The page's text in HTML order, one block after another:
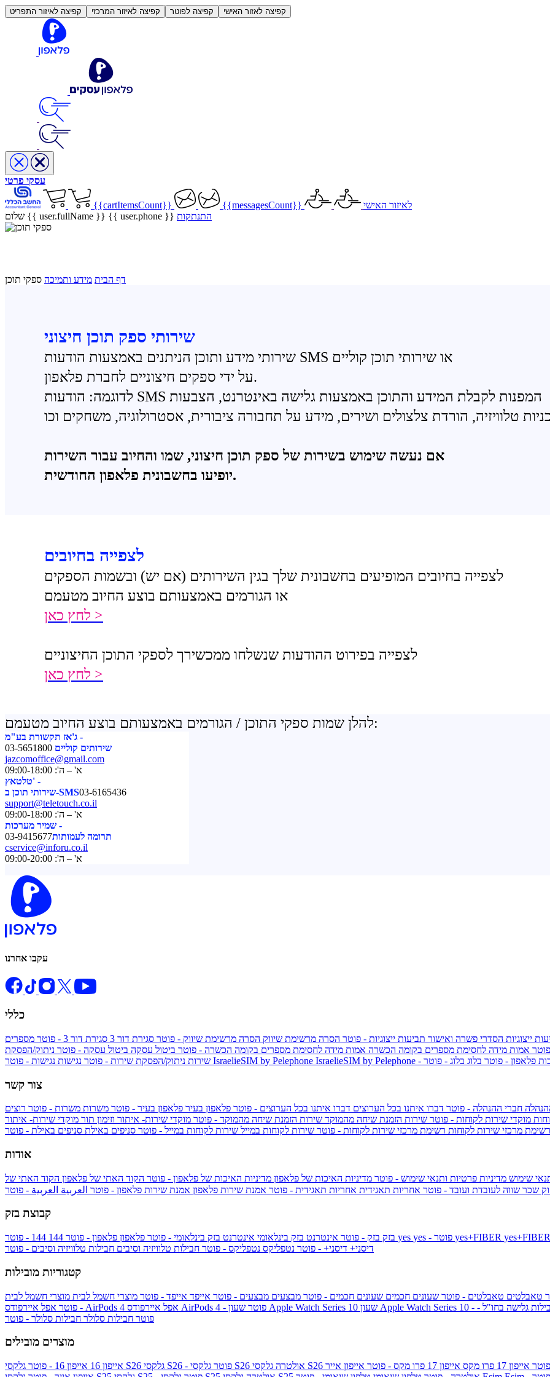
קפיצה לאיזור התפריט קפיצה לאיזור המרכזי קפיצה לפוטר קפיצה לאזור האישי
עסקי פרטי
{{cartItemsCount}} {{messagesCount}}
לאיזור האישי
שלום {{ user.fullName }} {{ user.phone }} התנתקות
דף הבית מידע ותמיכה ספקי תוכן
שירותי ספק תוכן חיצוני
שירותי מידע ותוכן הניתנים באמצעות הודעות SMS או שירותי תוכן קוליים
על ידי ספקים חיצוניים לחברת פלאפון.
לדוגמה: הודעות SMS המפנות לקבלת המידע והתוכן באמצעות גלישה באינטרנט, הצבעות
אם נעשה שימוש בשירות של ספק תוכן חיצוני, שמו והחיוב עבור השירות
יופיעו בחשבונית פלאפון החודשית.
לצפייה בחיובים
לצפייה בחיובים המופיעים בחשבונית שלך בגין השירותים (אם יש) ובשמות הספקים
או הגורמים באמצעותם בוצע החיוב מטעמם
לחץ כאן >
לצפייה בפירוט ההודעות שנשלחו ממכשירך לספקי התוכן החיצוניים
לחץ כאן >
להלן שמות ספקי התוכן / הגורמים באמצעותם בוצע החיוב מטעמם:
ג'אז תקשורת בע"מ -
שירותים קוליים 03-5651800
jazcomoffice@gmail.com
א' – ה': 09:00-18:00
טלטאץ' -
שירותי תוכן ב-SMS03-6165436
support@teletouch.co.il
א' – ה': 09:00-18:00
שמיר מערכות -
תרומה לעמותות03-9415677
cservice@inforu.co.il
א' – ה': 09:00-20:00
עקבו אחרנו
כללי
ייצוגיות הסדרי פשרה ואישור תביעות ייצוגיות - פוטר הסרה מרשימת שיווק הסרה מרשימת שיווק - פוטר סגירת דור 3 סגירת דור 3 - פוטר
מספרים
אמות מידה לחסימת מספרים בקומה הכשרה אמות מידה לחסימת מספרים בקומה הכשרה - פוטר ביטול עסקה ביטול עסקה - פוטר ניתוק/הפסקת
שירות ניתוק/הפסקת שירות - פוטר נגישות IsraelieSIM by Pelephone פלאפון - פוטר בלוג בלוג - פוטר
צור קשר
חברי ההנהלה - פוטר דברו איתנו בכל הערוצים דברו איתנו בכל הערוצים - פוטר פלאפון בעיר פלאפון בעיר - פוטר משרות משרות - פוטר רוצים
מוקדי שירות לקוחות - פוטר שירות הזמנת שיחה מהמוקד שירות הזמנת שיחה מהמוקד - פוטר מוקדי שירות- איתור וזימון תור מוקדי שירות- איתור
רשימת מרכזי שירות לקוחות רשימת מרכזי שירות לקוחות - פוטר שירות לקוחות במייל שירות לקוחות במייל - פוטר סניפים באילת סניפים באילת - פוטר
אודות
שימוש מדיניות פרטיות ותנאי שימוש - פוטר מדיניות האיכות של פלאפון מדיניות האיכות של פלאפון - פוטר הקוד האתי של פלאפון הקוד האתי של
שכר שווה לעובדת ועובד - פוטר אחריות תאגידית אחריות תאגידית - פוטר אמנת שירות פלאפון אמנת שירות פלאפון - פוטר العربية العربية - פוטר
קבוצת בזק
בזק בזק - פוטר אינטרנט בזק בינלאומי אינטרנט בזק בינלאומי - פוטר פלאפון פלאפון - פוטר 144 yes yes+FIBER
דיסני+ דיסני+ - פוטר נטפליקס נטפליקס - פוטר חבילות טלוויזיה וסיבים חבילות טלוויזיה וסיבים - פוטר
קטגוריות מובילות
טאבלטים טאבלטים - פוטר שעונים חכמים שעונים חכמים - פוטר מבצעים מבצעים - פוטר אייפד אייפד - פוטר מוצרי חשמל לבית מוצרי חשמל לבית
- פוטר אפל איירפודס AirPods 4 אפל איירפודס AirPods 4 - פוטר שעון Apple Watch Series 10
גלישה בחו"ל -
פוטר חבילות סלולר חבילות סלולר - פוטר
מוצרים מובילים
אייפון 16 אייפון 16 - פוטר גלקסי S26 גלקסי S26 - פוטר גלקסי S26 אולטרה אייפון 17 פרו מקס אייפון 17 פרו מקס - פוטר
אייפון אייר